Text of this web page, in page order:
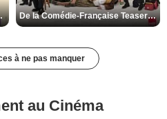
VF De la Comédie-Française Teaser VF
à ne pas manquer
au Cinéma